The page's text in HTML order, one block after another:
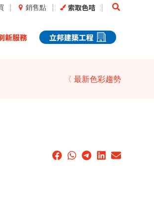
銷售點 索取色咭 Search
新服務 立邦建築工程
〈 最新色彩趨勢